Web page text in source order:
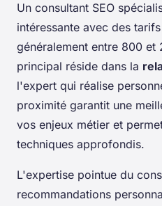
Un consultant SEO
intéressante avec des
généralement entre 800 et
principal réside dans la
l'expert qui réalise
proximité garantit une
vos enjeux métier et
techniques approfondis.
L'expertise pointue du
recommandations